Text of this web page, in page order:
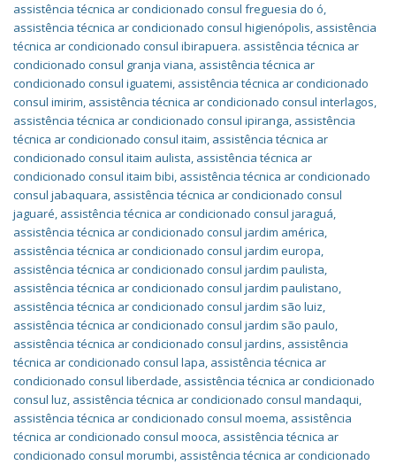
assistência técnica ar condicionado consul freguesia do ó,
assistência técnica ar condicionado consul higienópolis, assistência
técnica ar condicionado consul ibirapuera. assistência técnica ar
condicionado consul granja viana, assistência técnica ar
condicionado consul iguatemi, assistência técnica ar condicionado
consul imirim, assistência técnica ar condicionado consul interlagos,
assistência técnica ar condicionado consul ipiranga, assistência
técnica ar condicionado consul itaim, assistência técnica ar
condicionado consul itaim aulista, assistência técnica ar
condicionado consul itaim bibi, assistência técnica ar condicionado
consul jabaquara, assistência técnica ar condicionado consul
jaguaré, assistência técnica ar condicionado consul jaraguá,
assistência técnica ar condicionado consul jardim américa,
assistência técnica ar condicionado consul jardim europa,
assistência técnica ar condicionado consul jardim paulista,
assistência técnica ar condicionado consul jardim paulistano,
assistência técnica ar condicionado consul jardim são luiz,
assistência técnica ar condicionado consul jardim são paulo,
assistência técnica ar condicionado consul jardins, assistência
técnica ar condicionado consul lapa, assistência técnica ar
condicionado consul liberdade, assistência técnica ar condicionado
consul luz, assistência técnica ar condicionado consul mandaqui,
assistência técnica ar condicionado consul moema, assistência
técnica ar condicionado consul mooca, assistência técnica ar
condicionado consul morumbi, assistência técnica ar condicionado